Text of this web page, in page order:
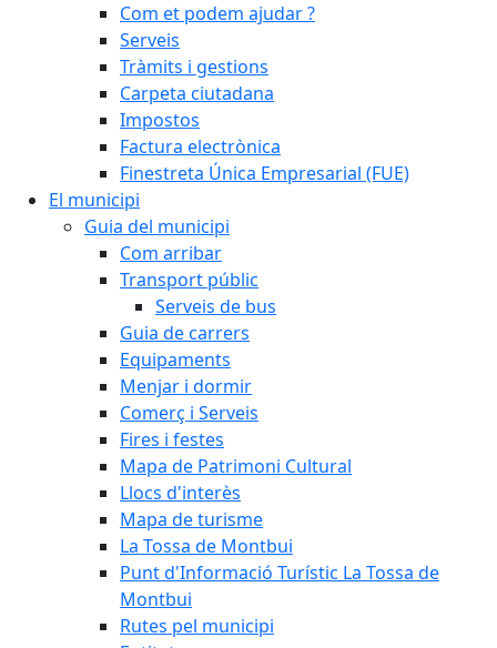
Com et podem ajudar ?
Serveis
Tràmits i gestions
Carpeta ciutadana
Impostos
Factura electrònica
Finestreta Única Empresarial (FUE)
El municipi
Guia del municipi
Com arribar
Transport públic
Serveis de bus
Guia de carrers
Equipaments
Menjar i dormir
Comerç i Serveis
Fires i festes
Mapa de Patrimoni Cultural
Llocs d'interès
Mapa de turisme
La Tossa de Montbui
Punt d'Informació Turístic La Tossa de
Montbui
Rutes pel municipi